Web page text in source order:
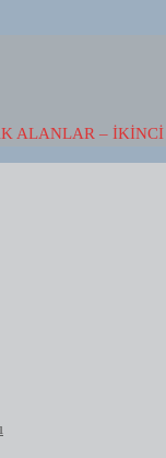
ALANLAR –